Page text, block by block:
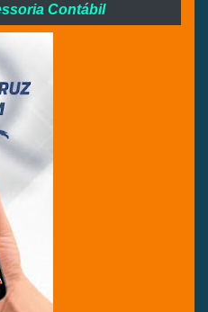
Contábil